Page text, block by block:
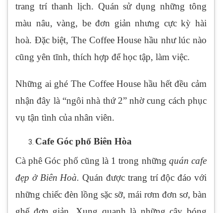
trang trí thanh lịch. Quán sử dụng những tông
màu nâu, vàng, be đơn giản nhưng cực kỳ hài
hoà. Đặc biệt, The Coffee House hầu như lúc nào
cũng yên tĩnh, thích hợp để học tập, làm việc.
Những ai ghé The Coffee House hầu hết đều cảm
nhận đây là “ngôi nhà thứ 2” nhờ cung cách phục
vụ tận tình của nhân viên.
Cafe Góc phố Biên Hòa
Cà phê Góc phố cũng là 1 trong những quán cafe
đẹp ở Biên Hoà.Quán được trang trí độc đáo với
những chiếc đèn lồng sặc sỡ, mái rơm đơn sơ, bàn